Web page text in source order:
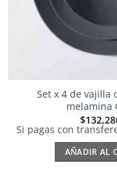
Set x 4 de vajilla
melamina
$
Si pagas con
AÑADIR AL